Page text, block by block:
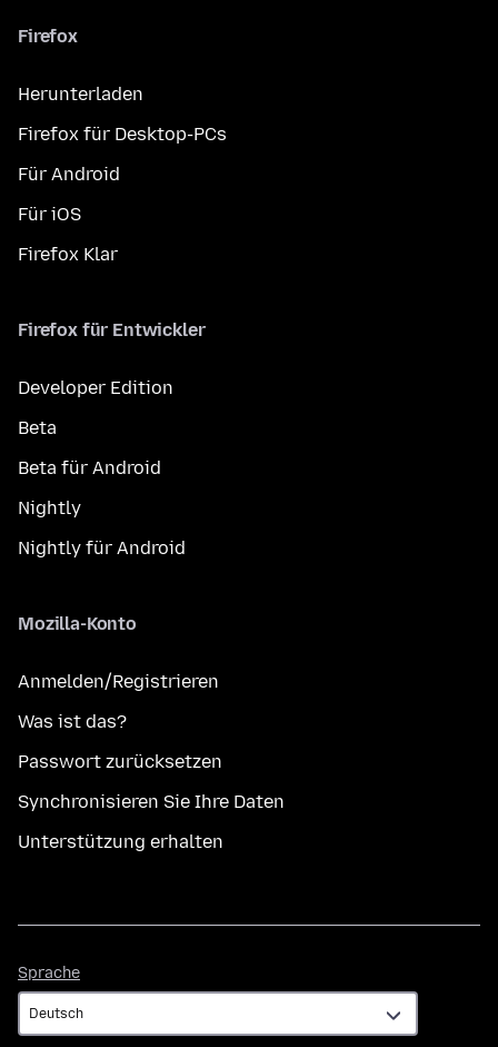
Firefox
Herunterladen
Firefox für Desktop-PCs
Für Android
Für iOS
Firefox Klar
Firefox für Entwickler
Developer Edition
Beta
Beta für Android
Nightly
Nightly für Android
Mozilla-Konto
Anmelden/Registrieren
Was ist das?
Passwort zurücksetzen
Synchronisieren Sie Ihre Daten
Unterstützung erhalten
Sprache